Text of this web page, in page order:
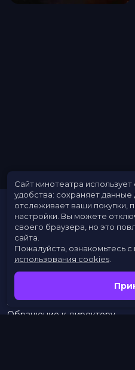
Расписание
Скоро в кино
Заведения
Обращение к директору
Сайт кинотеатра
удобства: сохраняет данные
отслеживает ваши покупки,
настройки. Вы можете
своего браузера, но это
сайта.
Пожалуйста, ознакомьтесь с
использования cookies